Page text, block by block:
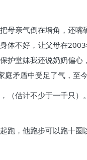
母亲气倒在墙角，还嘴
体不好，让父母在
护堂妹我还说奶奶偏
矛盾中受足了气，至
（估计不少于一千只）
跑，他跑步可以跑十圈